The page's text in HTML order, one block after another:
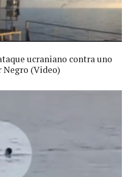
ucraniano contra uno
Negro (Video)